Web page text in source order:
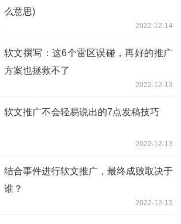
么意思)
2022-12-14
软文撰写：这6个雷区误碰，再好的推广
方案也拯救不了
2022-12-13
软文推广不会轻易说出的7点发稿技巧
2022-12-13
结合事件进行软文推广，最终成败取决于
谁？
2022-12-13